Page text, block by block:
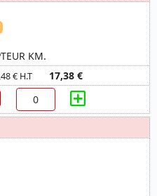
KM.
€ H.T 17,38 €